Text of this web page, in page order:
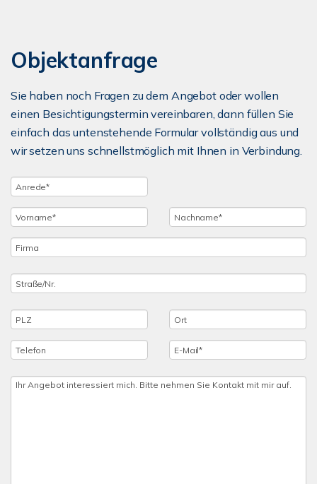
Objektanfrage
Sie haben noch Fragen zu dem Angebot oder wollen
einen Besichtigungstermin vereinbaren, dann füllen Sie
einfach das untenstehende Formular vollständig aus und
wir setzen uns schnellstmöglich mit Ihnen in Verbindung.